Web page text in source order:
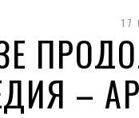
17
–